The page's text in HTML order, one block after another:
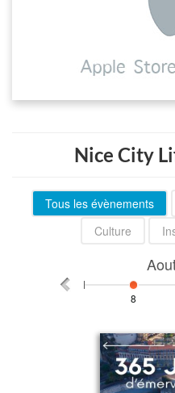
Nice City
Tous les évènements
Culture
8